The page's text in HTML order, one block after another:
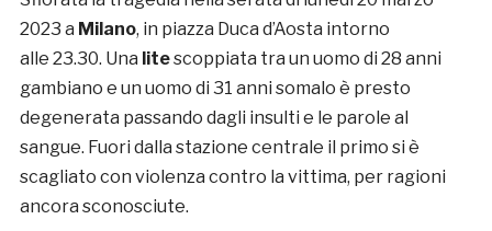
2023 a Milano, in piazza Duca d’Aosta intorno
alle 23.30. Una litescoppiata tra un uomo di 28 anni
gambiano e un uomo di 31 anni somalo è presto
degenerata passando dagli insulti e le parole al
sangue. Fuori dalla stazione centrale il primo si è
scagliato con violenza contro la vittima, per ragioni
ancora sconosciute.